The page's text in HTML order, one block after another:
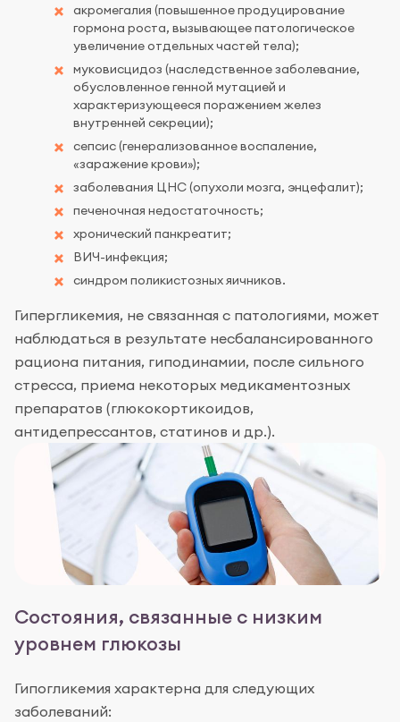
акромегалия (повышенное продуцирование
гормона роста, вызывающее патологическое
увеличение отдельных частей тела);
муковисцидоз (наследственное заболевание,
обусловленное генной мутацией и
характеризующееся поражением желез
внутренней секреции);
сепсис (генерализованное воспаление,
«заражение крови»);
заболевания ЦНС (опухоли мозга, энцефалит);
печеночная недостаточность;
хронический панкреатит;
ВИЧ-инфекция;
синдром поликистозных яичников.
Гипергликемия, не связанная с патологиями, может
наблюдаться в результате несбалансированного
рациона питания, гиподинамии, после сильного
стресса, приема некоторых медикаментозных
препаратов (глюкокортикоидов,
антидепрессантов, статинов и др.).
Состояния, связанные с низким
уровнем глюкозы
Гипогликемия характерна для следующих
заболеваний: